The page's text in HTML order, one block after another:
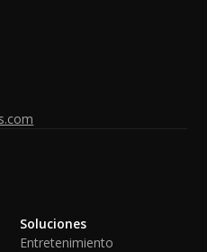
Soluciones
Entretenimiento